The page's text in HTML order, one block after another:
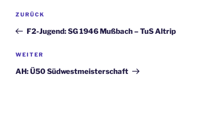
Vorheriger
ZURÜCK
F2-Jugend: SG 1946 Mußbach – TuS Altrip
Nächster
Beitrag
WEITER
AH: Ü50 Südwestmeisterschaft